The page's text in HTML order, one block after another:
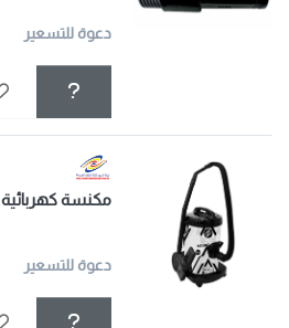
دعوة للتسعير
مكنسة كهربائية
دعوة للتسعير